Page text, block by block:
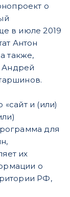
о
в июле 2019
Антон
также,
и (или)
для
их
о
РФ,